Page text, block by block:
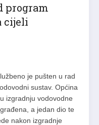
program
cijeli
je pušten u rad
sustav. Općina
izgradnju vodovodne
a jedan dio te
nakon izgradnje